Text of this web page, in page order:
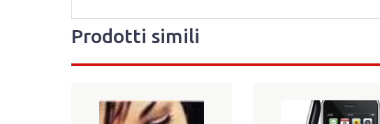
Prodotti simili